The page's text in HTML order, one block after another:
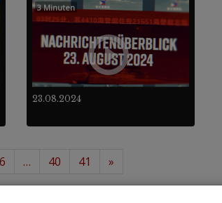
23.08.2024
3 Minuten
… 40 41
»